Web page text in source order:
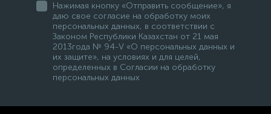
Нажимая кнопку «Отправить сообщение», я
даю свое согласие на обработку моих
персональных данных, в соответствии с
Законом Республики Казахстан от 21 мая
2013года № 94-V «О персональных данных и
их защите», на условиях и для целей,
определенных в Согласии на обработку
персональных данных